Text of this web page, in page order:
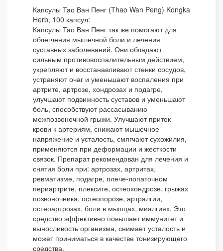
Капсулы Тао Ван Пенг (Thao Wan Peng) Kongka
Herb, 100 капсул:
Капсулы Тао Ван Пенг так же помогают для
облегчения мышечной боли и лечения
суставных заболеваний. Они обладают
сильным противовоспалительным действием,
укрепляют и восстанавливают стенки сосудов,
устраняют очаг и уменьшают воспаления при
артрите, артрозе, хондрозах и подагре,
улучшают подвижность суставов и уменьшают
боль, способствуют рассасыванию
межпозвоночной грыжи. Улучшают приток
крови к артериям, снижают мышечное
напряжение и усталость, смягчают сухожилия,
применяются при деформации и жесткости
связок. Препарат рекомендован для лечения и
снятия боли при: артрозах, артритах,
ревматизме, подагре, плече-лопаточном
периартрите, плексите, остеохондрозе, грыжах
позвоночника, остеопорозе, артралгии,
остеоартрозах, боли в мышцах, миалгиях. Это
средство эффективно повышает иммунитет и
выносливость организма, снимает усталость и
может приниматься в качестве тонизирующего
средства.